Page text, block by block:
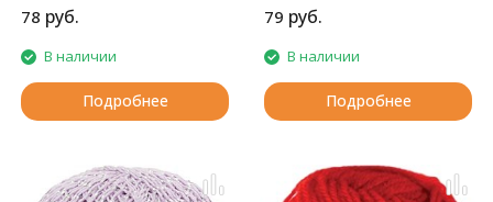
78 руб.
В наличии
Подробнее
отливом, для вязания кружева,
скатертей, штор, вышивания,
для вязания ажурной одежды.
79 руб.
В наличии
Подробнее